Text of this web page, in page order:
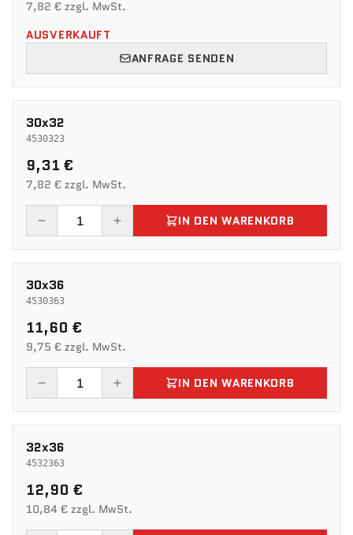
7,82 € zzgl. MwSt.
AUSVERKAUFT
ANFRAGE SENDEN
30x32
4530323
9,31 €
7,82 € zzgl. MwSt.
IN DEN WARENKORB
30x36
4530363
11,60 €
9,75 € zzgl. MwSt.
IN DEN WARENKORB
32x36
4532363
12,90 €
10,84 € zzgl. MwSt.